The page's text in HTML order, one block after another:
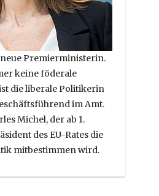
Premierministerin.
keine föderale
die liberale Politikerin
im Amt.
Michel, der ab 1.
des EU-Rates die
mitbestimmen wird.